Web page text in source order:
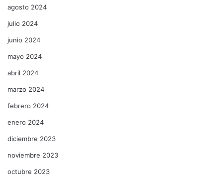
agosto 2024
julio 2024
junio 2024
mayo 2024
abril 2024
marzo 2024
febrero 2024
enero 2024
diciembre 2023
noviembre 2023
octubre 2023